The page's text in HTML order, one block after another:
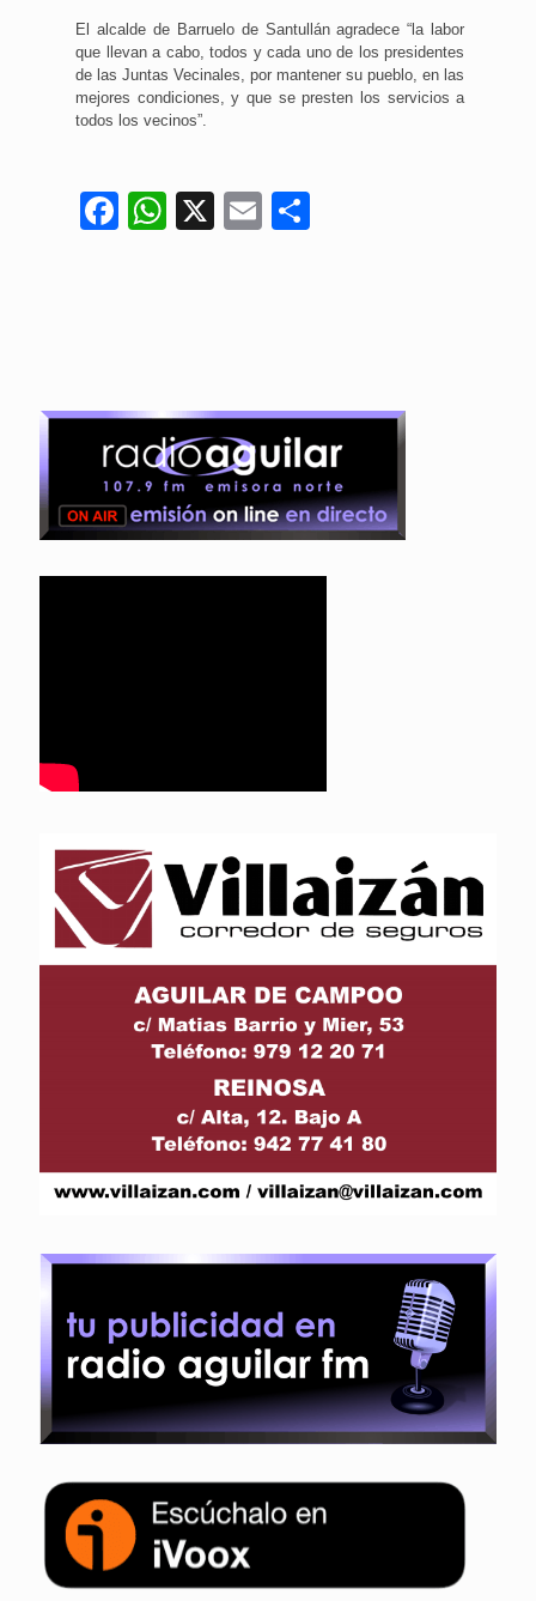
El alcalde de Barruelo de Santullán agradece “la labor
que llevan a cabo, todos y cada uno de los presidentes
de las Juntas Vecinales, por mantener su pueblo, en las
mejores condiciones, y que se presten los servicios a
todos los vecinos”.
Facebook
WhatsApp
X Email